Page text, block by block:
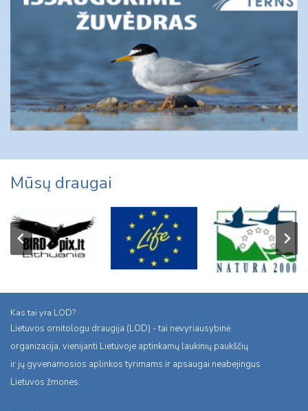
Mūsų draugai
Kas tai yra LOD?
Lietuvos ornitologu draugija (LOD) - tai nevyriausybinė
organizacija, vienijanti Lietuvoje aptinkamų laukinių paukščių
ir jų gyvenamosios aplinkos tyrimams ir apsaugai neabejingus
Lietuvos žmones.